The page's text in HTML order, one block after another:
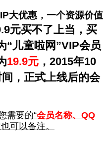
大优惠，一个资源价值
元买不了上当，买
“儿童啦网”VIP会员
19.9元 ，2015年10
，正式上线后的会
需要的“会员名称、QQ
可以备注。